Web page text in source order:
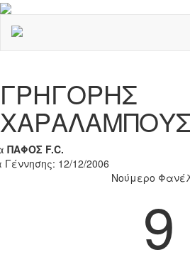
ΓΡΗΓΟΡΗΣ
ΧΑΡΑΛΑΜΠΟΥΣ
ΠΑΦΟΣ F.C.
Γέννησης: 12/12/2006
Νούμερο
9